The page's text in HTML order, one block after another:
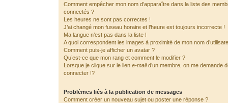
Comment empêcher mon nom d’apparaître dans la liste des
connectés ?
Les heures ne sont pas correctes !
J’ai changé mon fuseau horaire et l’heure est toujours incorrecte !
Ma langue n’est pas dans la liste !
A quoi correspondent les images à proximité de mon nom
Comment puis-je afficher un avatar ?
Qu’est-ce que mon rang et comment le modifier ?
Lorsque je clique sur le lien e-maild’un membre, on me demande
connecter !?
Problèmes liés à la publication de messages
Comment créer un nouveau sujet ou poster une réponse ?